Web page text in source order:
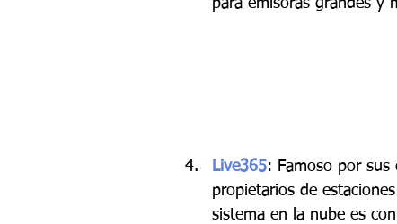
para emisoras grandes y
Live365: Famoso por sus
propietarios de
sistema en la nube es